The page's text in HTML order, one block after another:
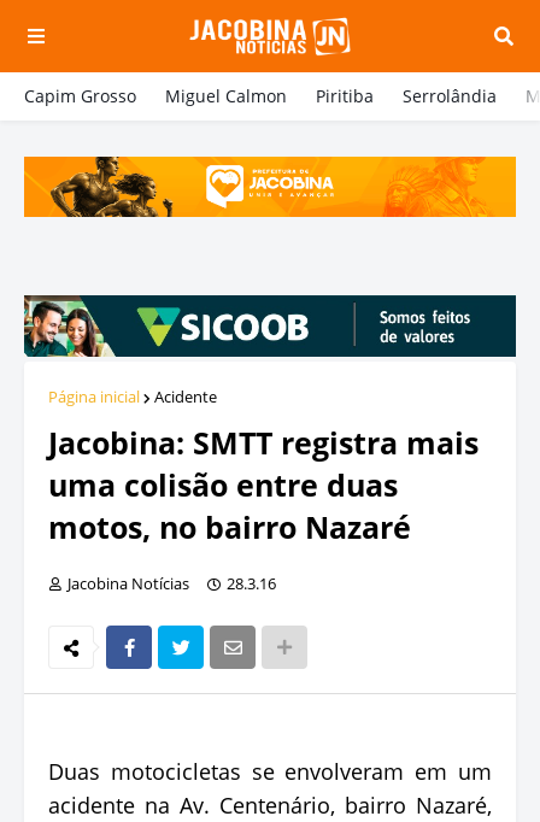
Capim Grosso Miguel Calmon Piritiba Serrolândia
Página inicial Acidente
Jacobina: SMTT registra mais
uma colisão entre duas
motos, no bairro Nazaré
Jacobina Notícias 28.3.16
Duas motocicletas se envolveram em um
acidente na Av. Centenário, bairro Nazaré,